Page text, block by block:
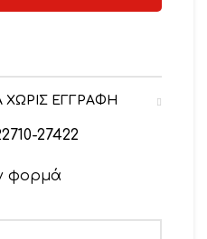
ΧΩΡΙΣ ΕΓΓΡΑΦΗ
27422
φορμά